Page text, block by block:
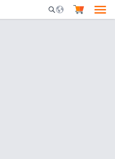
Mobile Search